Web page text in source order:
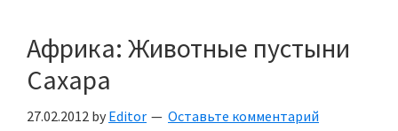
Африка: Животные пустыни
Сахара
27.02.2012 by Editor Оставьте комментарий